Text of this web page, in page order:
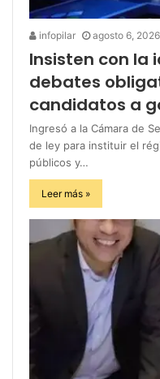
infopilar agosto 6, 2026
Insisten con la
debates
candidatos a
Ingresó a la Cámara de
de ley para instituir el
públicos y…
Leer más »